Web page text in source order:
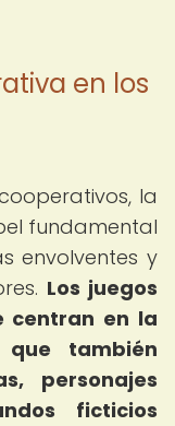
en los
la
fundamental
envolventes y
Los juegos
centran en la
también
personajes
ficticios